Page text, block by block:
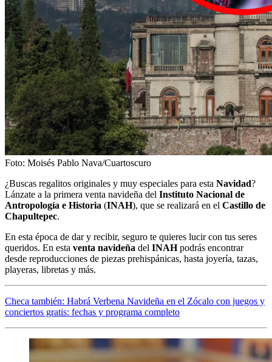
Foto: Moisés Pablo Nava/Cuartoscuro
¿Buscas regalitos originales y muy especiales para esta Navidad?
Lánzate a la primera venta navideña del Instituto Nacional de
Antropología e Historia (INAH), que se realizará en el Castillo de
Chapultepec.
En esta época de dar y recibir, seguro te quieres lucir con tus seres
queridos. En esta venta navideña del INAHpodrás encontrar
desde reproducciones de piezas prehispánicas, hasta joyería, tazas,
playeras, libretas y más.
Checa también: Habrá Verbena Navideña en el Zócalo con juegos y
conciertos gratis: fechas y programa completo